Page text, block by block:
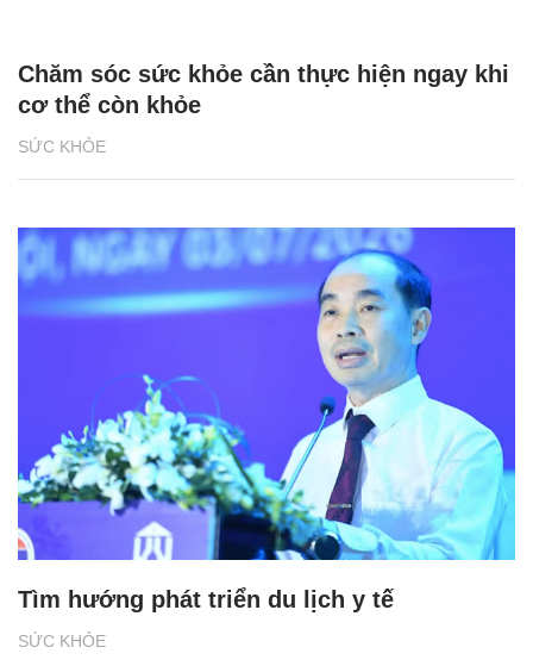
SỨC KHỎE
Chăm sóc sức khỏe cần thực hiện ngay khi
cơ thể còn khỏe
SỨC KHỎE
Tìm hướng phát triển du lịch y tế